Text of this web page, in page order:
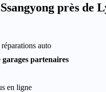
près de
auto
garages partenaires
en ligne